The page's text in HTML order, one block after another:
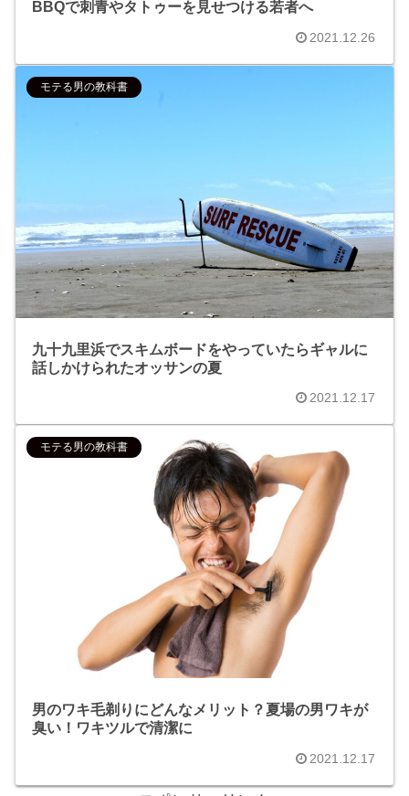
BBQで刺青やタトゥーを見せつける若者へ
2021.12.26
モテる男の教科書
九十九里浜でスキムボードをやっていたらギャルに
話しかけられたオッサンの夏
2021.12.17
モテる男の教科書
男のワキ毛剃りにどんなメリット？夏場の男ワキが
臭い！ワキツルで清潔に
2021.12.17